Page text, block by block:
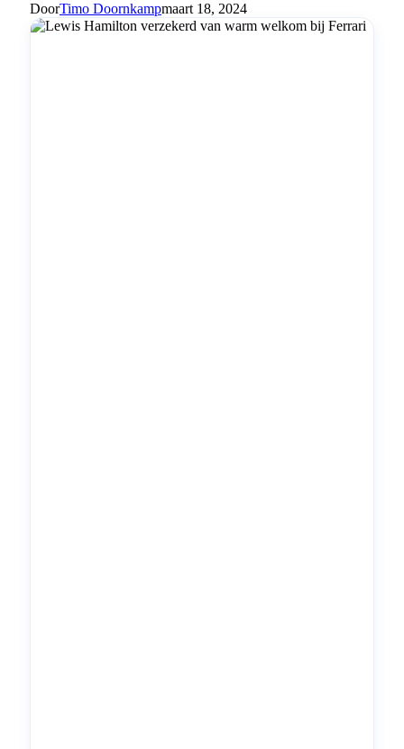
DoorTimo Doornkampmaart 18, 2024